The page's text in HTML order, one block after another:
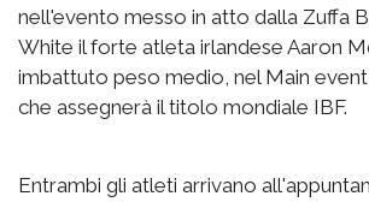
nell'evento messo in atto dalla Zuffa
White il forte atleta irlandese Aaron
imbattuto peso medio, nel Main
che assegnerà il titolo mondiale IBF.
Entrambi gli atleti arrivano